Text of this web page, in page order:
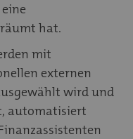
hat.
mit
externen
wird und
automatisiert